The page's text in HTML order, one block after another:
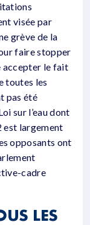
visée par
grève de la
faire stopper
accepter le fait
toutes les
pas été
sur l’eau dont
est largement
opposants ont
cadre
LES